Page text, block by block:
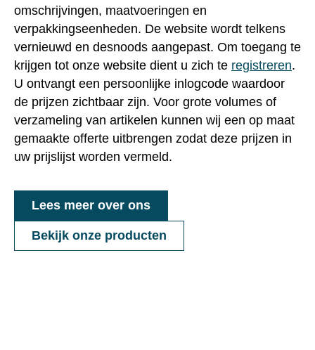
omschrijvingen, maatvoeringen en
verpakkingseenheden. De website wordt telkens
vernieuwd en desnoods aangepast. Om toegang te
krijgen tot onze website dient u zich te registreren.
U ontvangt een persoonlijke inlogcode waardoor
de prijzen zichtbaar zijn. Voor grote volumes of
verzameling van artikelen kunnen wij een op maat
gemaakte offerte uitbrengen zodat deze prijzen in
uw prijslijst worden vermeld.
Lees meer over ons
Bekijk onze producten